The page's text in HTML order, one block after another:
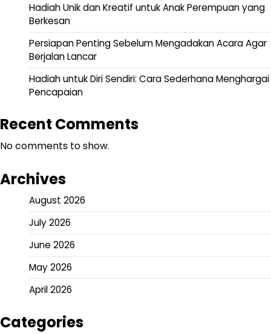
Hadiah Unik dan Kreatif untuk Anak Perempuan yang
Berkesan
Persiapan Penting Sebelum Mengadakan Acara Agar
Berjalan Lancar
Hadiah untuk Diri Sendiri: Cara Sederhana Menghargai
Pencapaian
Recent Comments
No comments to show.
Archives
August 2026
July 2026
June 2026
May 2026
April 2026
Categories